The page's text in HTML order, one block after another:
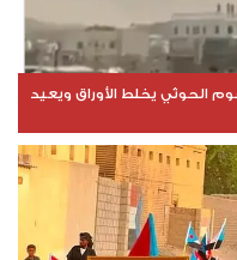
الحوثي يخلط الأوراق ويعيد